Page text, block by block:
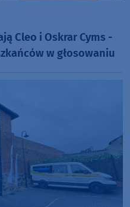
Cleo i Oskrar Cyms -
w głosowaniu